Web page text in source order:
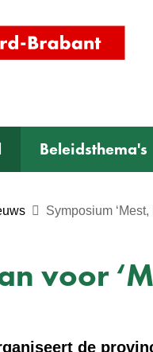
Beleidsthema's
Symposium
voor
de